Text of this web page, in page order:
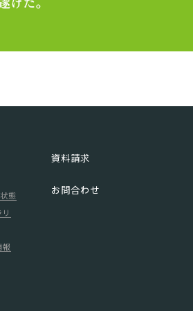
態
報
資料請求
お問合わせ